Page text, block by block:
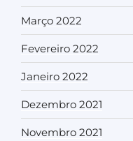
Março 2022
Fevereiro 2022
Janeiro 2022
Dezembro 2021
Novembro 2021